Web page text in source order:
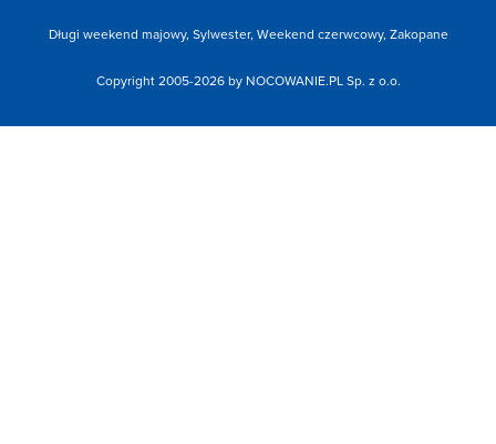
Długi weekend majowy, Sylwester, Weekend czerwcowy, Zakopane
Copyright 2005-2026 by NOCOWANIE.PL Sp. z o.o.